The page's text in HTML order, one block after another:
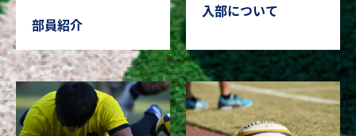
部員紹介
入部について